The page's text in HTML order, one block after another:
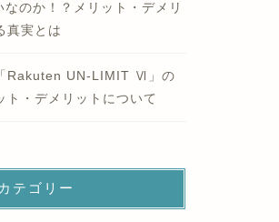
のか！？メリット・デメリ
真実とは
Rakuten UN-LIMIT Ⅵ」の
ト・デメリットについて
カテゴリー